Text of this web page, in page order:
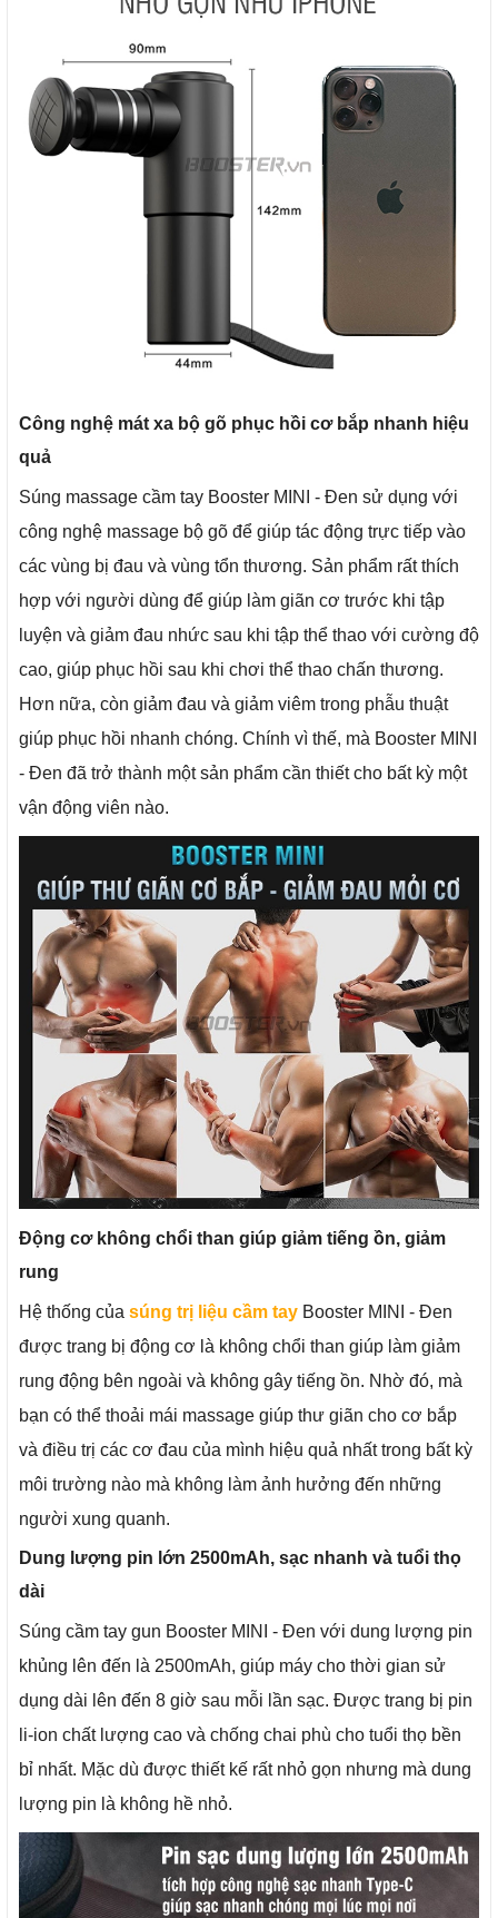
Công nghệ mát xa bộ gõ phục hồi cơ bắp nhanh hiệu
quả
Súng massage cầm tay Booster MINI - Đen sử dụng với
công nghệ massage bộ gõ để giúp tác động trực tiếp vào
các vùng bị đau và vùng tổn thương. Sản phẩm rất thích
hợp với người dùng để giúp làm giãn cơ trước khi tập
luyện và giảm đau nhức sau khi tập thể thao với cường độ
cao, giúp phục hồi sau khi chơi thể thao chấn thương.
Hơn nữa, còn giảm đau và giảm viêm trong phẫu thuật
giúp phục hồi nhanh chóng. Chính vì thế, mà Booster MINI
- Đen đã trở thành một sản phẩm cần thiết cho bất kỳ một
vận động viên nào.
Động cơ không chổi than giúp giảm tiếng ồn, giảm
rung
Hệ thống của súng trị liệu cầm tay Booster MINI - Đen
được trang bị động cơ là không chổi than giúp làm giảm
rung động bên ngoài và không gây tiếng ồn. Nhờ đó, mà
bạn có thể thoải mái massage giúp thư giãn cho cơ bắp
và điều trị các cơ đau của mình hiệu quả nhất trong bất kỳ
môi trường nào mà không làm ảnh hưởng đến những
người xung quanh.
Dung lượng pin lớn 2500mAh, sạc nhanh và tuổi thọ
dài
Súng cầm tay gun Booster MINI - Đen với dung lượng pin
khủng lên đến là 2500mAh, giúp máy cho thời gian sử
dụng dài lên đến 8 giờ sau mỗi lần sạc. Được trang bị pin
li-ion chất lượng cao và chống chai phù cho tuổi thọ bền
bỉ nhất. Mặc dù được thiết kế rất nhỏ gọn nhưng mà dung
lượng pin là không hề nhỏ.